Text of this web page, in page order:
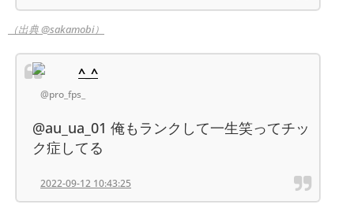
（出典 @sakamobi）
^_^
@pro_fps_
@au_ua_01 俺もランクして一生笑ってチッ
ク症してる
2022-09-12 10:43:25